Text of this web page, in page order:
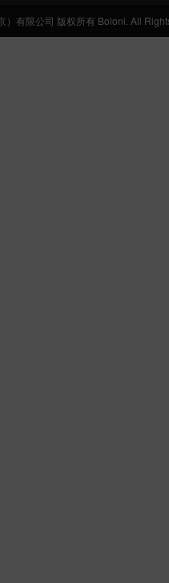
有限公司 版权所有 Boloni. All